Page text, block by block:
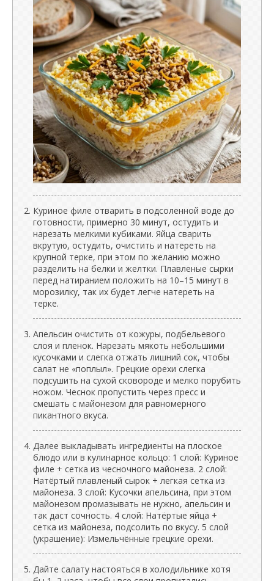
Куриное филе отварить в подсоленной воде до
готовности, примерно 30 минут, остудить и
нарезать мелкими кубиками. Яйца сварить
вкрутую, остудить, очистить и натереть на
крупной терке, при этом по желанию можно
разделить на белки и желтки. Плавленые сырки
перед натиранием положить на 10–15 минут в
морозилку, так их будет легче натереть на
терке.
Апельсин очистить от кожуры, подбельевого
слоя и пленок. Нарезать мякоть небольшими
кусочками и слегка отжать лишний сок, чтобы
салат не «поплыл». Грецкие орехи слегка
подсушить на сухой сковороде и мелко порубить
ножом. Чеснок пропустить через пресс и
смешать с майонезом для равномерного
пикантного вкуса.
Далее выкладывать ингредиенты на плоское
блюдо или в кулинарное кольцо: 1 слой: Куриное
филе + сетка из чесночного майонеза. 2 слой:
Натёртый плавленый сырок + легкая сетка из
майонеза. 3 слой: Кусочки апельсина, при этом
майонезом промазывать не нужно, апельсин и
так даст сочность. 4 слой: Натёртые яйца +
сетка из майонеза, подсолить по вкусу. 5 слой
(украшение): Измельчённые грецкие орехи.
Дайте салату настояться в холодильнике хотя